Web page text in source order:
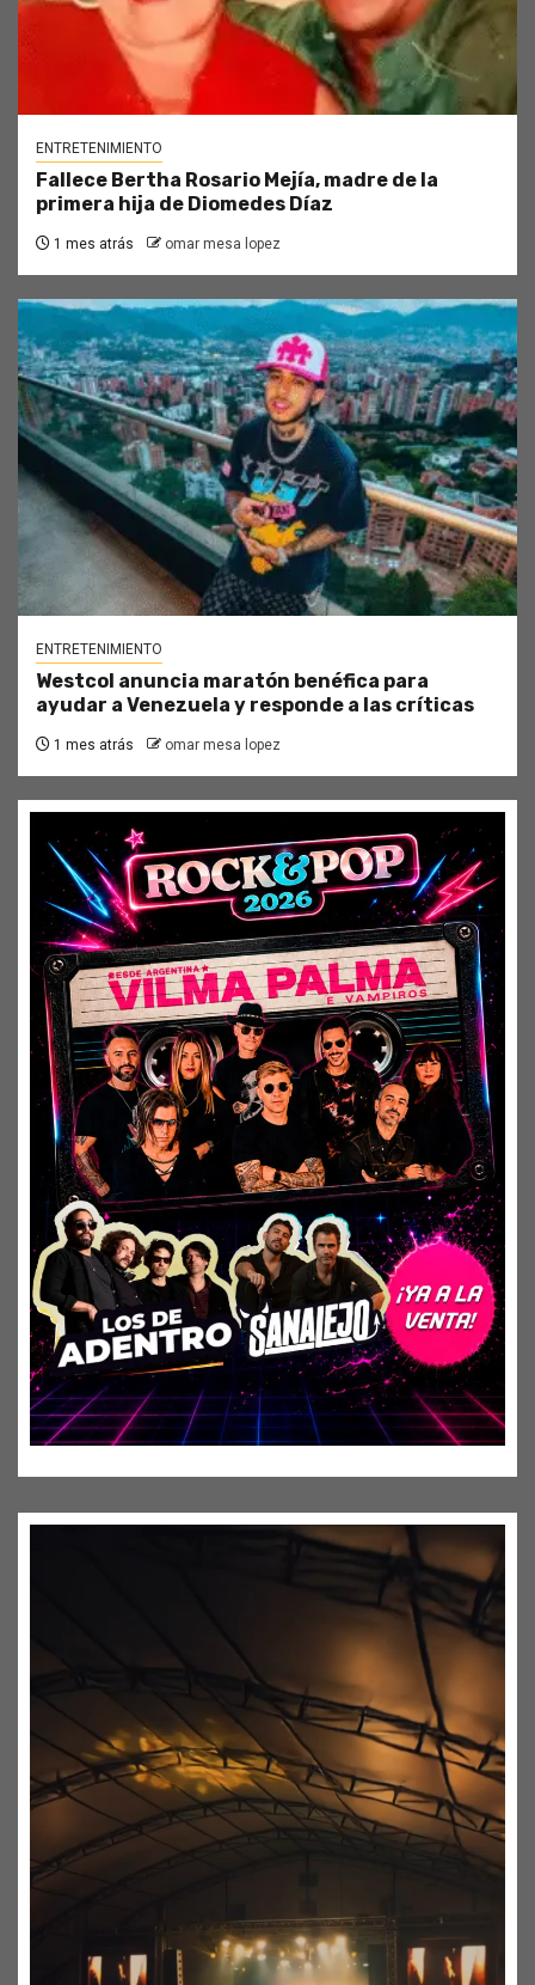
ENTRETENIMIENTO
Fallece Bertha Rosario Mejía, madre de la
primera hija de Diomedes Díaz
1 mes atrás omar mesa lopez
ENTRETENIMIENTO
Westcol anuncia maratón benéfica para
ayudar a Venezuela y responde a las críticas
1 mes atrás omar mesa lopez